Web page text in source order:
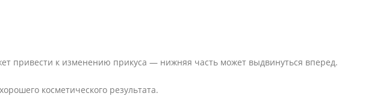
привести к изменению прикуса — нижняя часть может выдвинуться вперед.
косметического результата.